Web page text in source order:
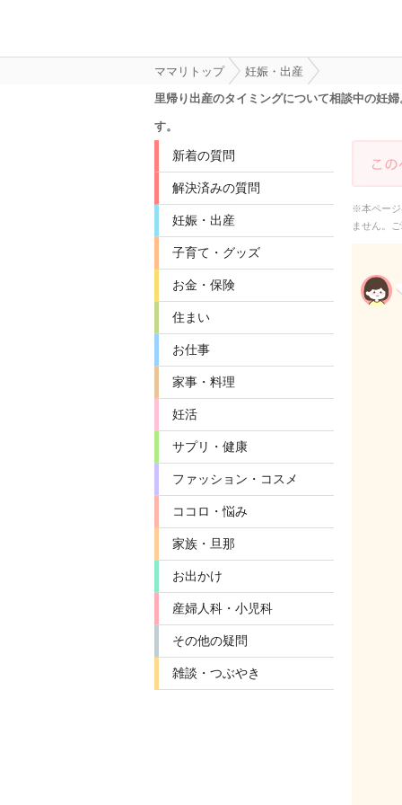
ママリトップ
妊娠・出産
里帰り出産のタイミングについて相談中の妊
す。
新着の質問
解決済みの質問
妊娠・出産
子育て・グッズ
お金・保険
住まい
お仕事
家事・料理
妊活
サプリ・健康
ファッション・コスメ
ココロ・悩み
家族・旦那
お出かけ
産婦人科・小児科
その他の疑問
雑談・つぶやき
※本ページ
ません。